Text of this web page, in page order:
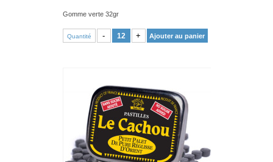
Gomme verte 32gr
Quantité - + Ajouter au panier